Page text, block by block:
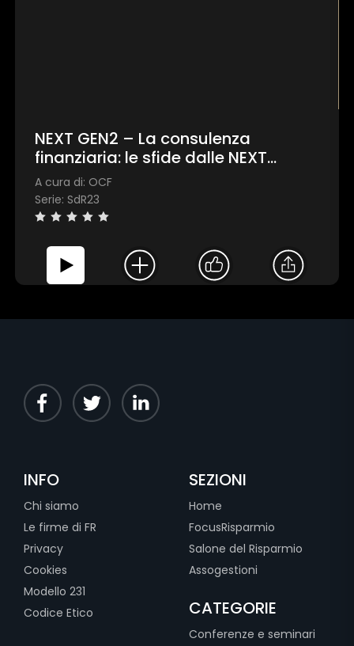
Personalizza
NEXT GEN2 – La consulenza
finanziaria: le sfide dalle NEXT
GENeration e della GENder diversity
A cura di: OCF
Serie: SdR23
INFO
Chi siamo
Le firme di FR
Privacy
Cookies
Modello 231
Codice Etico
SEZIONI
Home
FocusRisparmio
Salone del Risparmio
Assogestioni
CATEGORIE
Conferenze e seminari